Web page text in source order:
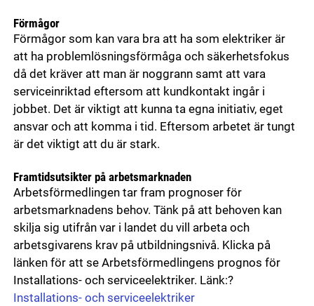
Förmågor
Förmågor som kan vara bra att ha som elektriker är
att ha problemlösningsförmåga och säkerhetsfokus
då det kräver att man är noggrann samt att vara
serviceinriktad eftersom att kundkontakt ingår i
jobbet. Det är viktigt att kunna ta egna initiativ, eget
ansvar och att komma i tid. Eftersom arbetet är tungt
är det viktigt att du är stark.
Framtidsutsikter på arbetsmarknaden
Arbetsförmedlingen tar fram prognoser för
arbetsmarknadens behov. Tänk på att behoven kan
skilja sig utifrån var i landet du vill arbeta och
arbetsgivarens krav på utbildningsnivå. Klicka på
länken för att se Arbetsförmedlingens prognos för
Installations- och serviceelektriker. Länk:?
Installations- och serviceelektriker